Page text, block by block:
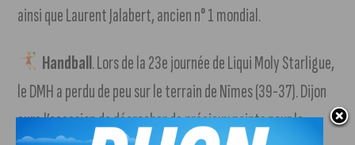
ainsi que Laurent Jalabert, ancien n° 1 mondial.
Handball. Lors de la 23e journée de Liqui Moly Starligue,
le DMH a perdu de peu sur le terrain de Nîmes (39-37). Dijon
aura l’occasion de décrocher de précieux points pour le